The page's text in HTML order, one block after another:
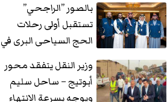
منتجات...
بالصور ”الراجحي”
تستقبل أولى رحلات
الحج السياحى البرى في
وزير النقل يتفقد محور
أبوتيج – ساحل سليم
ويوجه بسرعة الانتهاء